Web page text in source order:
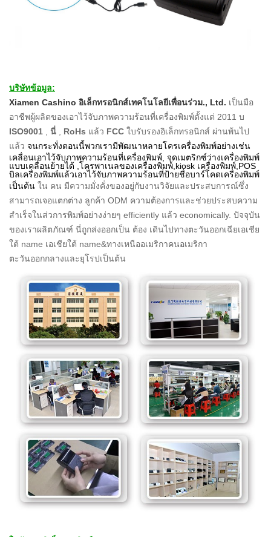
บริษัทข้อมูล:
Xiamen Cashino อิเล็กทรอนิกส์เทคโนโลยีเพื่อนร่วม., Ltd. เป็นมือ
อาชีพผู้ผลิตของเอาไว้จับภาพความร้อนที่เครื่องพิมพ์ตั้งแต่ 2011 บ
ISO9001
นี่ RoHs แล้ว FCC ใบรับรองอิเล็กทรอนิกส์ ผ่านพ้นไป
แล้ว จนกระทั่งตอนนี้พวกเรามีพัฒนาหลายโครเครื่องพิมพ์อย่างเช่น
เคลื่อนเอาไว้จับภาพความร้อนที่เครื่องพิมพ์, จุดเมตริกซ์ว่างเครื่องพิมพ์
แบบเคลื่อนย้ายได้ ,โครพาเนลของเครื่องพิมพ์,kiosk เครื่องพิมพ์,POS
บิลเครื่องพิมพ์แล้วเอาไว้จับภาพความร้อนที่ป้ายชื่อบาร์โคดเครื่องพิมพ์
เป็นต้น ใน คน มีความมั่งคั่งของอยู่กับงานวิจัยและประสบการณ์ซึ่ง
สามารถเจอแตกต่าง ลูกค้า ODM ความต้องการและช่วยประสบความ
สำเร็จในส่วการพิมพ์อย่างง่ายๆ efficiently แล้ว economically. ปัจจุบัน
ของเราผลิตภัณฑ์ นี่ถูกส่งออกเป็น ต้อง เดินไปทางตะวันออกเฉียเอเชีย
ใต้ name เอเชียใต้ name&ทางเหนืออเมริกาคนอเมริกา
ตะวันออกกลางและยุโรปเป็นต้น